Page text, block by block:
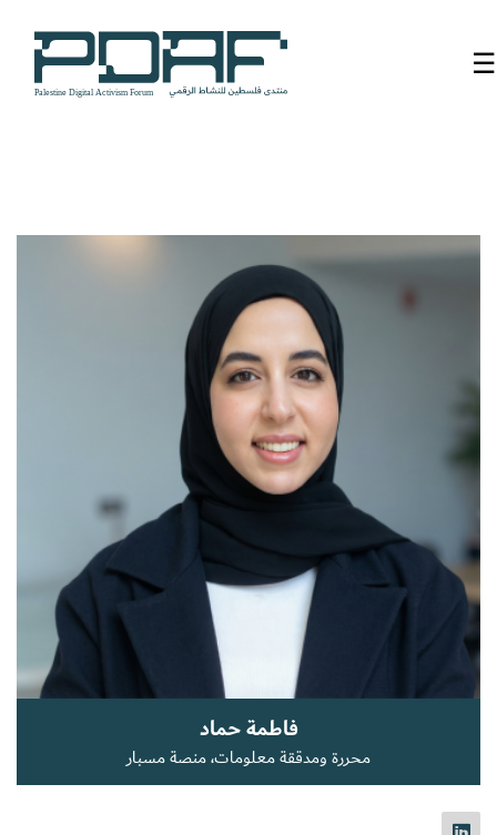
ومتحدثون
سنوات
سابقة
سجل الآن
☰
فاطمة حماد
محررة ومدققة معلومات، منصة مسبار